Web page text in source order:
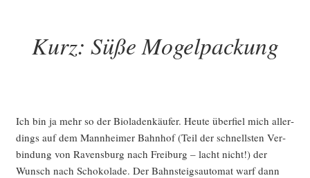
Kurz: Süße Mogelpackung
Ich bin ja mehr so der Bio­la­den­käu­fer. Heu­te über­fiel mich aller­
dings auf dem Mann­hei­mer Bahn­hof (Teil der schnells­ten Ver­
bin­dung von Ravens­burg nach Frei­burg – lacht nicht!) der
Wunsch nach Scho­ko­la­de. Der Bahn­steigs­auto­mat warf dann